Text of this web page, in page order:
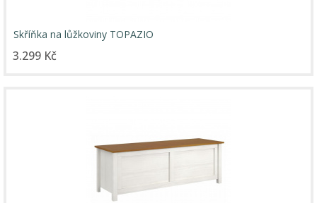
Skříňka na lůžkoviny TOPAZIO
3.299 Kč